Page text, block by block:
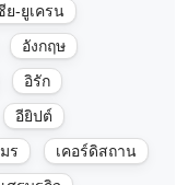
ย-ยูเครน
อังกฤษ
อิรัก
อียิปต์
ร
เคอร์ดิสถาน